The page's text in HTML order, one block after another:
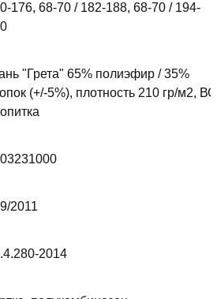
176, 68-70 / 182-188, 68-70 / 194-
"Грета" 65% полиэфир / 35%
(+/-5%), плотность 210 гр/м2,
2011
2014